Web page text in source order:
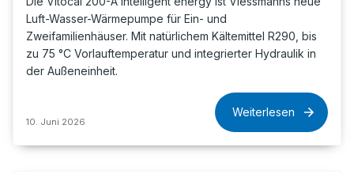
Luft-Wasser-Wärmepumpe für Ein- und
Zweifamilienhäuser. Mit natürlichem Kältemittel R290, bis
zu 75 °C Vorlauftemperatur und integrierter Hydraulik in
der Außeneinheit.
10. Juni 2026
Weiterlesen